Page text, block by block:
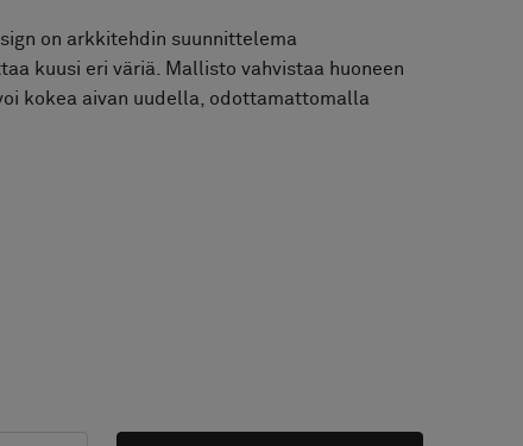
on arkkitehdin suunnittelema
kuusi eri väriä. Mallisto vahvistaa huoneen
kokea aivan uudella, odottamattomalla